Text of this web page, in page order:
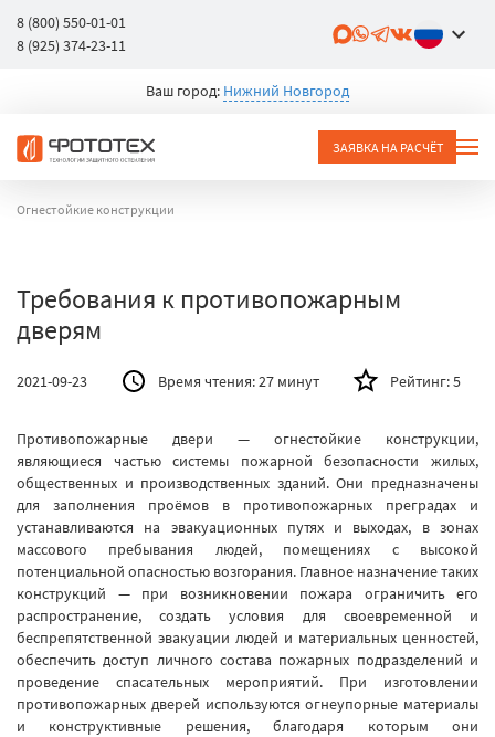
8 (800) 550-01-01
8 (925) 374-23-11
Ваш город: Нижний Новгород
ЗАЯВКА НА РАСЧЁТ
Огнестойкие конструкции
Требования к противопожарным
дверям
2021-09-23 Время чтения:27 минут Рейтинг:5
Противопожарные двери — огнестойкие конструкции,
являющиеся частью системы пожарной безопасности жилых,
общественных и производственных зданий. Они предназначены
для заполнения проёмов в противопожарных преградах и
устанавливаются на эвакуационных путях и выходах, в зонах
массового пребывания людей, помещениях с высокой
потенциальной опасностью возгорания. Главное назначение таких
конструкций — при возникновении пожара ограничить его
распространение, создать условия для своевременной и
беспрепятственной эвакуации людей и материальных ценностей,
обеспечить доступ личного состава пожарных подразделений и
проведение спасательных мероприятий. При изготовлении
противопожарных дверей используются огнеупорные материалы
и конструктивные решения, благодаря которым они